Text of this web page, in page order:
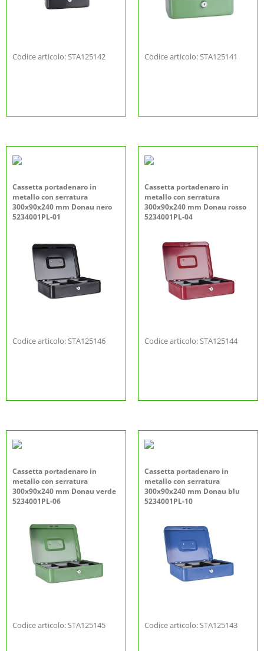
Codice articolo: STA125142 Codice articolo: STA125141
Cassetta portadenaro in
metallo con serratura
300x90x240 mm Donau nero
5234001PL-01
Codice articolo: STA125146
Cassetta portadenaro in
metallo con serratura
300x90x240 mm Donau rosso
5234001PL-04
Codice articolo: STA125144
Cassetta portadenaro in
metallo con serratura
300x90x240 mm Donau verde
5234001PL-06
Codice articolo: STA125145
Cassetta portadenaro in
metallo con serratura
300x90x240 mm Donau blu
5234001PL-10
Codice articolo: STA125143